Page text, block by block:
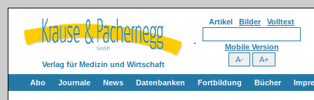
Verlag für Medizin und Wirtschaft
Artikel Bilder Volltext
Mobile Version
Abo Journale News Datenbanken Fortbildung Bücher